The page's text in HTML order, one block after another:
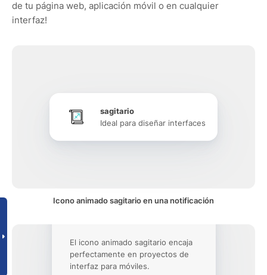
de tu página web, aplicación móvil o en cualquier
interfaz!
sagitario
Ideal para diseñar interfaces
Icono animado sagitario en una notificación
El icono animado sagitario encaja
perfectamente en proyectos de
interfaz para móviles.